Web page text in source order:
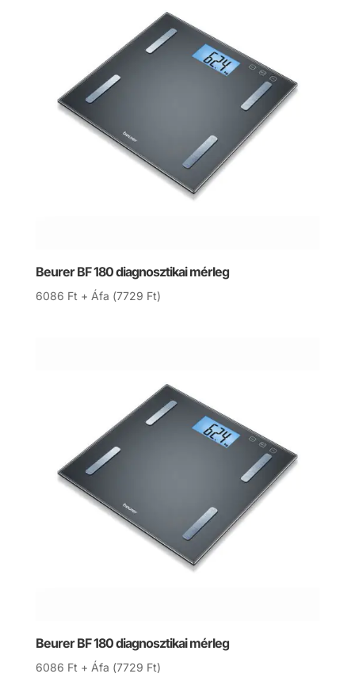
Beurer BF 180 diagnosztikai mérleg
6086 Ft + Áfa (7729 Ft)
Beurer BF 180 diagnosztikai mérleg
6086 Ft + Áfa (7729 Ft)